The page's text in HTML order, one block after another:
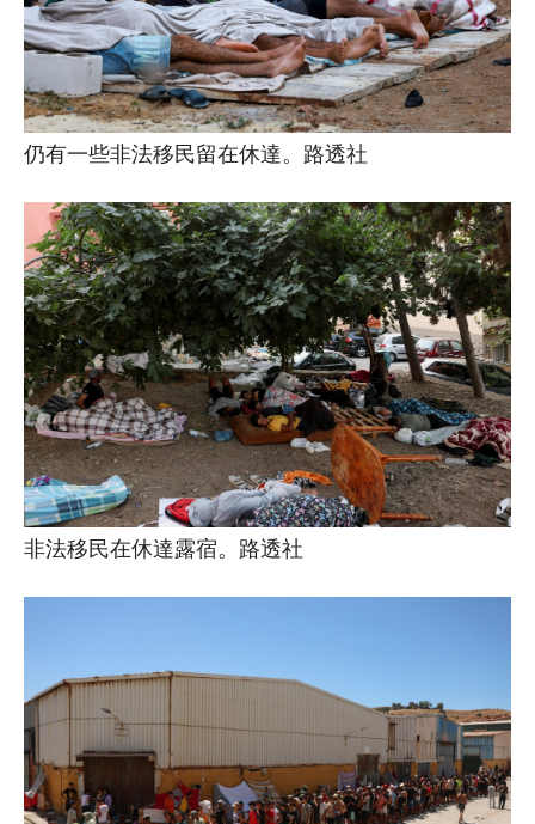
仍有一些非法移民留在休達。路透社
非法移民在休達露宿。路透社